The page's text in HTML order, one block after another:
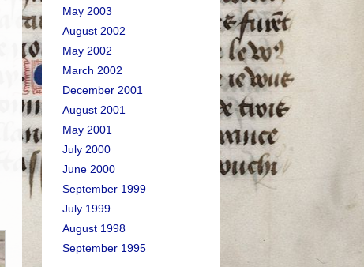
May 2003
August 2002
May 2002
March 2002
December 2001
August 2001
May 2001
July 2000
June 2000
September 1999
July 1999
August 1998
September 1995